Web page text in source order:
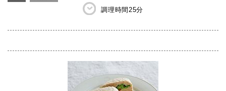
調理時間25分